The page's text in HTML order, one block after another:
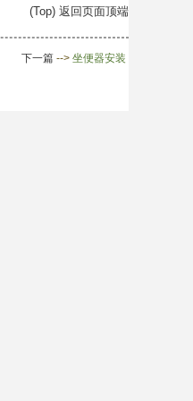
(Top) 返回页面顶端
下一篇 --> 坐便器安装